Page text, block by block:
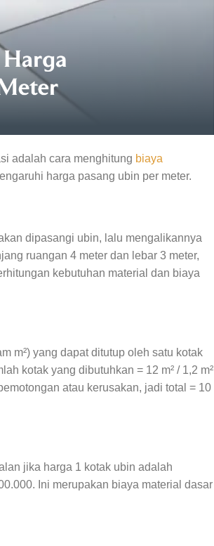
adalah cara menghitung biaya
harga pasang ubin per meter.
dipasangi ubin, lalu mengalikannya
ruangan 4 meter dan lebar 3 meter,
kebutuhan material dan biaya
m²) yang dapat ditutup oleh satu kotak
kotak yang dibutuhkan = 12 m² / 1,2 m²
atau kerusakan, jadi total = 10
jika harga 1 kotak ubin adalah
Ini merupakan biaya material dasar